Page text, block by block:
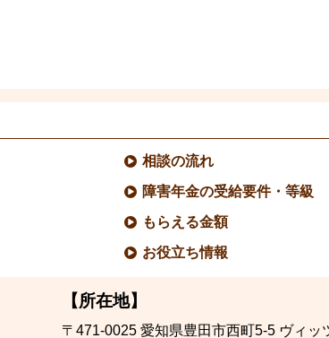
相談の流れ
障害年金の受給要件・等級
もらえる金額
お役立ち情報
【所在地】
〒471-0025愛知県豊田市西町5-5 ヴィッ